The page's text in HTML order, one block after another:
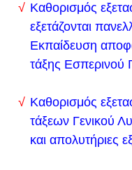
Τροποποίηση
Εφήβων 2023
Διευκρινίσεις
Νέο Δ.Σ. της
ΜΕΡΙΚΑ
ΦΥΣΙΚΗΣ
Καθορισμός
εξετάζονται
Εκπαίδευση
τάξης Εσπερινού
Καθορισμός
τάξεων Γενικού
και απολυτήριες